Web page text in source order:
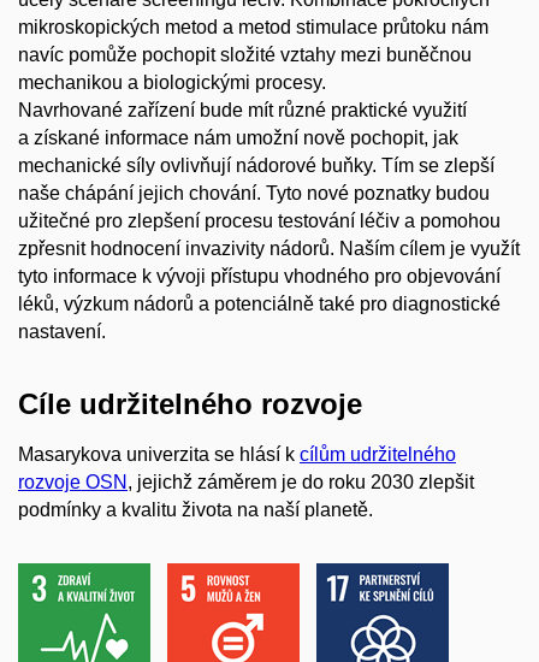
mikroskopických metod a metod stimulace průtoku nám
navíc pomůže pochopit složité vztahy mezi buněčnou
mechanikou a biologickými procesy.
Navrhované zařízení bude mít různé praktické využití
a získané informace nám umožní nově pochopit, jak
mechanické síly ovlivňují nádorové buňky. Tím se zlepší
naše chápání jejich chování. Tyto nové poznatky budou
užitečné pro zlepšení procesu testování léčiv a pomohou
zpřesnit hodnocení invazivity nádorů. Naším cílem je využít
tyto informace k vývoji přístupu vhodného pro objevování
léků, výzkum nádorů a potenciálně také pro diagnostické
nastavení.
Cíle udržitelného rozvoje
Masarykova univerzita se hlásí k cílům udržitelného
rozvoje OSN , jejichž záměrem je do roku 2030 zlepšit
podmínky a kvalitu života na naší planetě.